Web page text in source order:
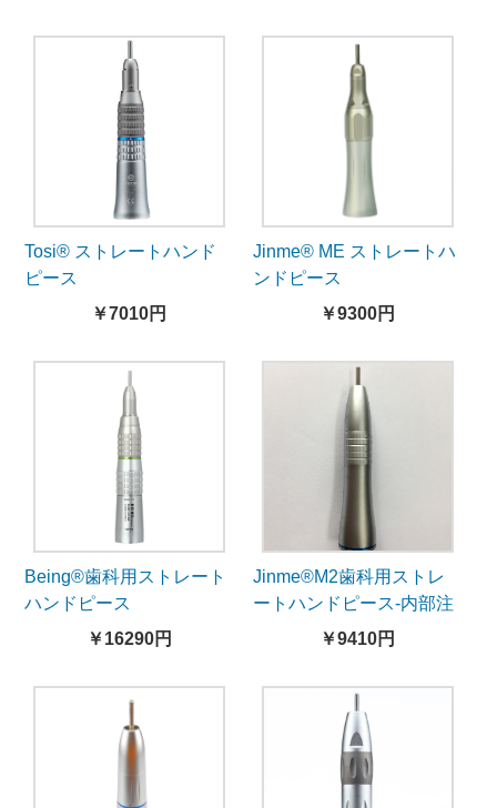
Tosi® ストレートハンド
ピース
￥7010円
Jinme® ME ストレートハ
ンドピース
￥9300円
Being®歯科用ストレート
ハンドピース
Rose201SH-R4-減速4:1
￥16290円
Jinme®M2歯科用ストレ
ートハンドピース-内部注
￥9410円